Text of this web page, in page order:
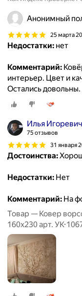
Анонимный
25 марта
Недостатки: нет
Комментарий:
интерьер. Цвет и
Остались довольны.
Илья Игоревич
75 отзывов
31 января
Достоинства:
Недостатки: Нет
Комментарий: На
Товар — Ковер
160x230 арт. УК-